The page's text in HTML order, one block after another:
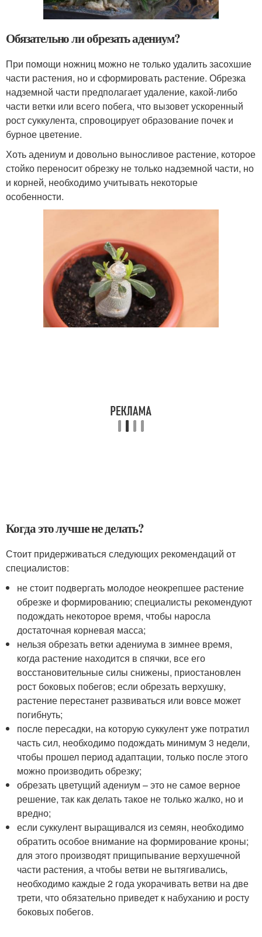
Обязательно ли обрезать адениум?
При помощи ножниц можно не только удалить засохшие
части растения, но и сформировать растение. Обрезка
надземной части предполагает удаление, какой-либо
части ветки или всего побега, что вызовет ускоренный
рост суккулента, спровоцирует образование почек и
бурное цветение.
Хоть адениум и довольно выносливое растение, которое
стойко переносит обрезку не только надземной части, но
и корней, необходимо учитывать некоторые
особенности.
Когда это лучше не делать?
Стоит придерживаться следующих рекомендаций от
специалистов:
не стоит подвергать молодое неокрепшее растение
обрезке и формированию; специалисты рекомендуют
подождать некоторое время, чтобы наросла
достаточная корневая масса;
нельзя обрезать ветки адениума в зимнее время,
когда растение находится в спячки, все его
восстановительные силы снижены, приостановлен
рост боковых побегов; если обрезать верхушку,
растение перестанет развиваться или вовсе может
погибнуть;
после пересадки, на которую суккулент уже потратил
часть сил, необходимо подождать минимум 3 недели,
чтобы прошел период адаптации, только после этого
можно производить обрезку;
обрезать цветущий адениум – это не самое верное
решение, так как делать такое не только жалко, но и
вредно;
если суккулент выращивался из семян, необходимо
обратить особое внимание на формирование кроны;
для этого производят прищипывание верхушечной
части растения, а чтобы ветви не вытягивались,
необходимо каждые 2 года укорачивать ветви на две
трети, что обязательно приведет к набуханию и росту
боковых побегов.